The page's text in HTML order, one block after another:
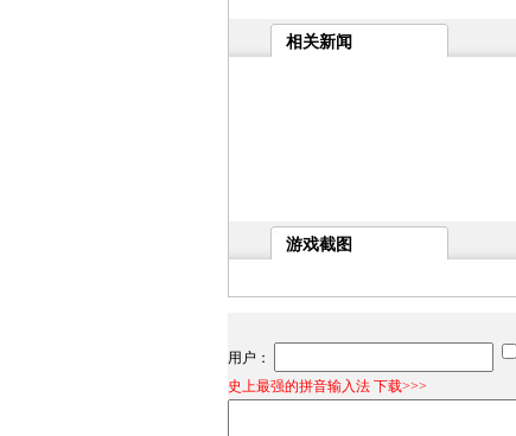
相关新闻
游戏截图
用户：
史上最强的拼音输入法 下载>>>